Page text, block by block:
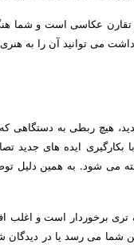
عکاسی است و شما
می توانید آن را به
هیچ ربطی به دستگاهی
با بکارگیری ایده های
می شود. به همین دلیل
برخوردار است و اغلب
می رسد یا در دیدگان